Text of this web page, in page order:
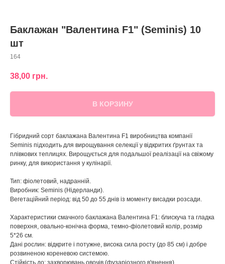
Баклажан "Валентина F1" (Seminis) 10
шт
164
38,00 грн.
В КОРЗИНУ
Гібридний сорт баклажана Валентина F1 виробництва компанії
Seminis підходить для вирощування селекції у відкритих ґрунтах та
плівкових теплицях. Вирощується для подальшої реалізації на свіжому
ринку, для використання у кулінарії.
Тип: фіолетовий, надранній.
Виробник: Seminis (Нідерланди).
Вегетаційний період: від 50 до 55 днів із моменту висадки розсади.
Характеристики смачного баклажана Валентина F1: блискуча та гладка
поверхня, овально-конічна форма, темно-фіолетовий колір, розмір
5*26 см.
Дані рослин: відкрите і потужне, висока сила росту (до 85 см) і добре
розвиненою кореневою системою.